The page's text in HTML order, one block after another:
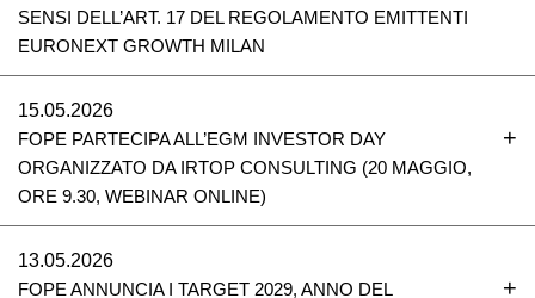
SENSI DELL’ART. 17 DEL REGOLAMENTO EMITTENTI
EURONEXT GROWTH MILAN
15.05.2026
FOPE PARTECIPA ALL’EGM INVESTOR DAY
ORGANIZZATO DA IRTOP CONSULTING (20 MAGGIO,
ORE 9.30, WEBINAR ONLINE)
13.05.2026
FOPE ANNUNCIA I TARGET 2029, ANNO DEL